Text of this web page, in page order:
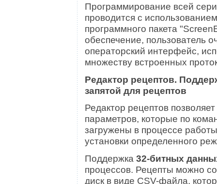
Программирование всей
проводится с
программного пакета
обеспечение, пользователь
операторский интерфейс,
множеству встроенных
Редактор рецептов.
запятой для рецептов
Редактор рецептов
параметров, которые по
загружены в процессе
установки определенного
Поддержка 32-битных
процессов. Рецепты можно
диск в виде CSV-файла,